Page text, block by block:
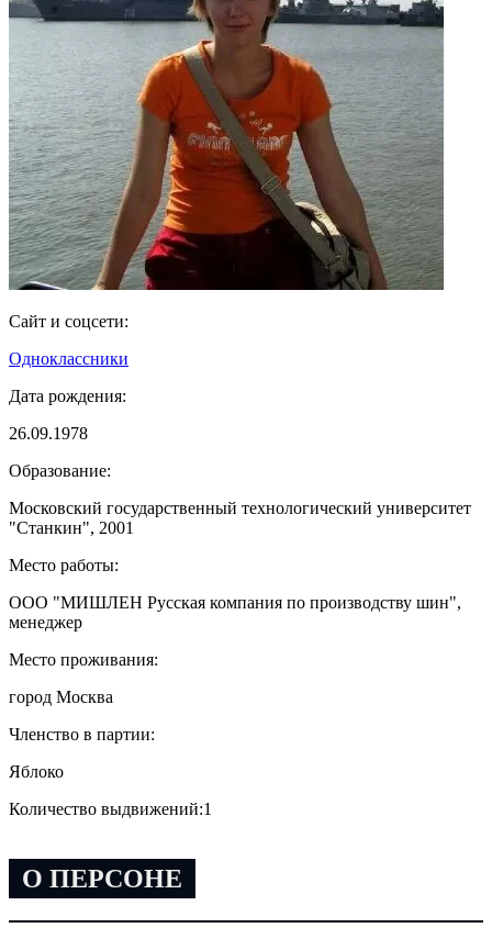
Сайт и соцсети:
Одноклассники
Дата рождения:
26.09.1978
Образование:
Московский государственный технологический университет
"Станкин", 2001
Место работы:
ООО "МИШЛЕН Русская компания по производству шин",
менеджер
Место проживания:
город Москва
Членство в партии:
Яблоко
Количество выдвижений:1
О ПЕРСОНЕ